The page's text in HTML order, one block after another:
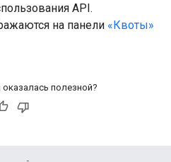
API.
на панели «Квоты»
полезной?